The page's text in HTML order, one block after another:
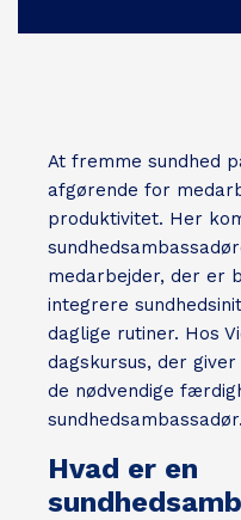
At fremme sundhed
afgørende for
produktivitet. Her
medarbejder, der er
integrere
daglige rutiner. Hos
dagskursus, der
de nødvendige
sundhedsambassadør.
Hvad er en